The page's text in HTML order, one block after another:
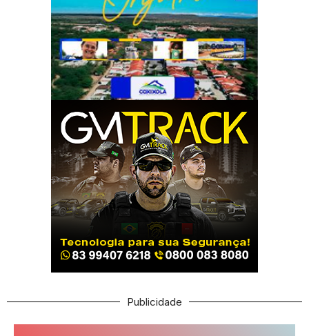
Publicidade